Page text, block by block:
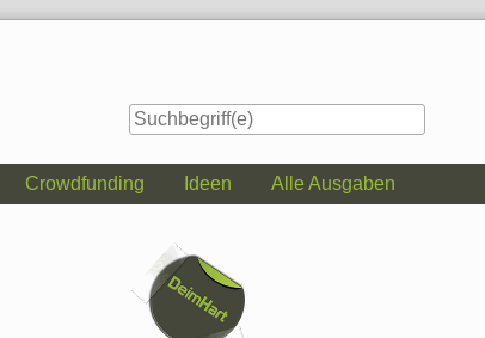
Crowdfunding Ideen Alle Ausgaben
Seitenleiste